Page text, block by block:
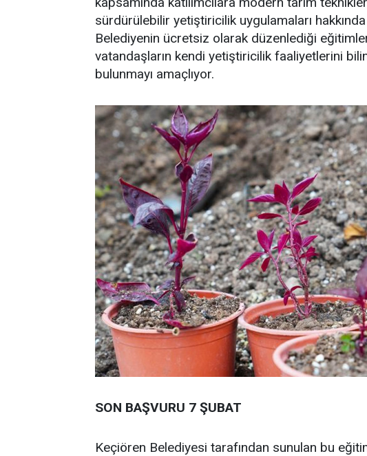
sürdürülebilir yetiştiricilik uygulamaları
Belediyenin ücretsiz olarak düzenlediği
vatandaşların kendi yetiştiricilik faaliyetlerini
bulunmayı amaçlıyor.
SON BAŞVURU 7 ŞUBAT
Keçiören Belediyesi tarafından sunulan bu